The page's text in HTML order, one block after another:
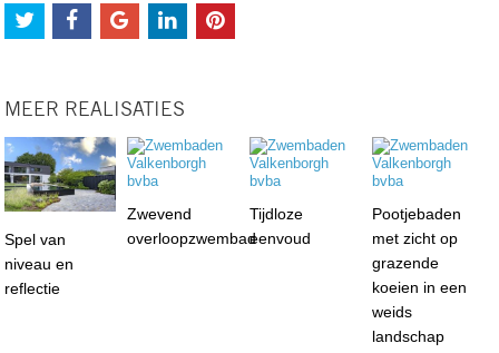
MEER REALISATIES
Spel van
niveau en
reflectie
Zwevend
overloopzwembad
Tijdloze
eenvoud
Pootjebaden
met zicht op
grazende
koeien in een
weids
landschap